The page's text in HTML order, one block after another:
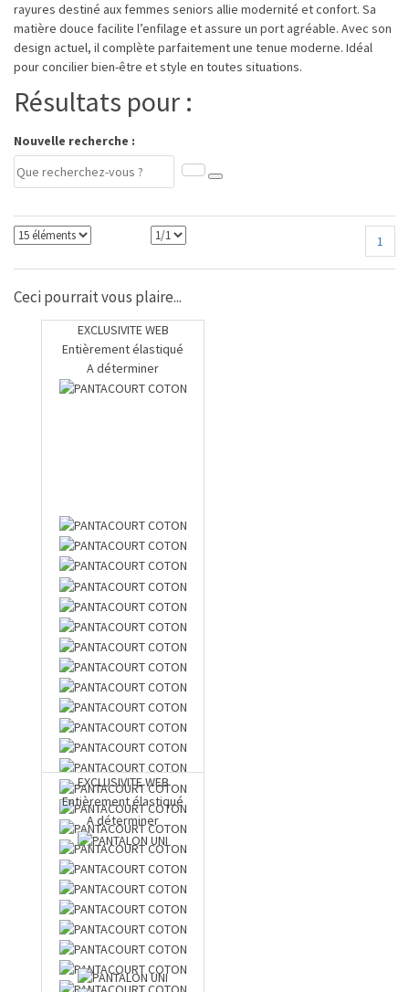
rayures destiné aux femmes seniors allie modernité et confort. Sa
matière douce facilite l’enfilage et assure un port agréable. Avec son
design actuel, il complète parfaitement une tenue moderne. Idéal
pour concilier bien-être et style en toutes situations.
Résultats pour :
Nouvelle recherche :
1
Ceci pourrait vous plaire...
EXCLUSIVITE WEB
Entièrement élastiqué
A déterminer
EXCLUSIVITE WEB
Entièrement élastiqué
A déterminer